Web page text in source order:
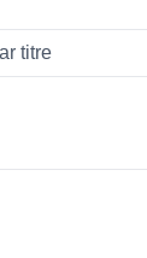
par titre
filtrer les